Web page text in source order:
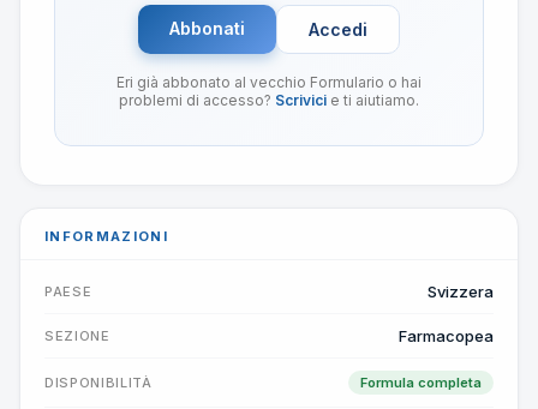
Abbonati Accedi
Eri già abbonato al vecchio Formulario o hai
problemi di accesso? Scrivici e ti aiutiamo.
INFORMAZIONI
PAESE Svizzera
SEZIONE Farmacopea
DISPONIBILITÀ Formula completa